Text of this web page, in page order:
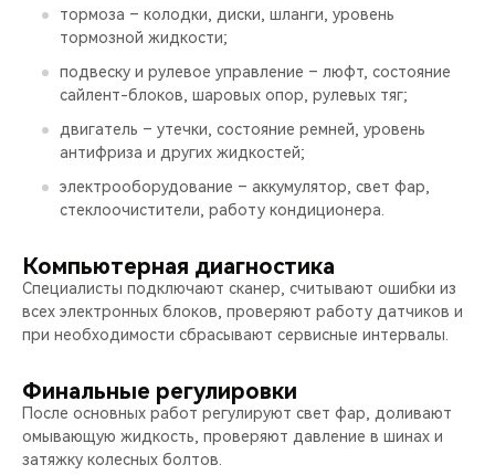
тормоза – колодки, диски, шланги, уровень
тормозной жидкости;
подвеску и рулевое управление – люфт, состояние
сайлент-блоков, шаровых опор, рулевых тяг;
двигатель – утечки, состояние ремней, уровень
антифриза и других жидкостей;
электрооборудование – аккумулятор, свет фар,
стеклоочистители, работу кондиционера.
Компьютерная диагностика
Специалисты подключают сканер, считывают ошибки из
всех электронных блоков, проверяют работу датчиков и
при необходимости сбрасывают сервисные интервалы.
Финальные регулировки
После основных работ регулируют свет фар, доливают
омывающую жидкость, проверяют давление в шинах и
затяжку колесных болтов.